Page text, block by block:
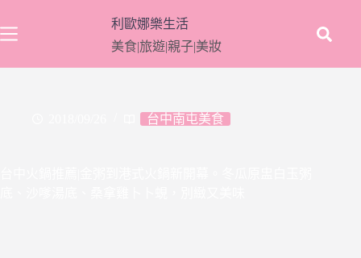
至
要
利歐娜樂生活
美食|旅遊|親子|美妝
台中南屯美食